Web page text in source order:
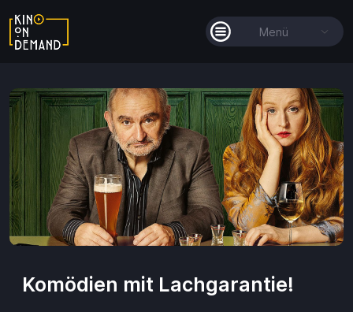
Menü
Alle Filme
Filmkollektionen
So funktioniert's
Guthaben
Komödien mit Lachgarantie!